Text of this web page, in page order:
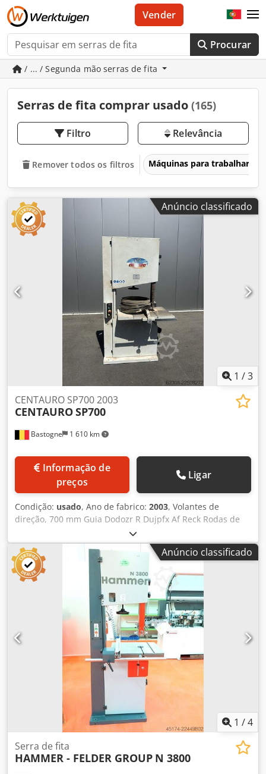
Procurar
Vender
/ ... / Segunda mão serras de fita
Serras de fita comprar usado (165)
Filtro Relevância
Remover todos os filtros Máquinas para trabalhar
Anúncio classificado
1 /3
Bastogne 1 610 km
CENTAURO SP700 2003
CENTAUROSP700
preços
Ligar
Condição: usado, Ano de fabrico: 2003, Volantes de
direção, 700 mm Guia Dodozr R Dujpfx Af Reck Rodas de
manivela em ferro fundido Equipadas com múltiplas
lâminas 380 V
Anúncio classificado
1 /4
Serra de fita
HAMMER - FELDER GROUP N 3800